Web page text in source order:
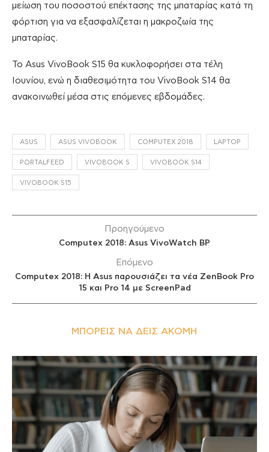
μείωση του ποσοστού επέκτασης της μπαταρίας κατά τη
φόρτιση για να εξασφαλίζεται η μακροζωία της
μπαταρίας.
Το Asus VivoBook S15 θα κυκλοφορήσει στα τέλη
Ιουνίου, ενώ η διαθεσιμότητα του VivoBook S14 θα
ανακοινωθεί μέσα στις επόμενες εβδομάδες.
ASUS ASUS VIVOBOOK COMPUTEX 2018 LAPTOP
PORTALFEED VIVOBOOK S VIVOBOOK S14
VIVOBOOK S15
Προηγούμενο
Computex 2018: Asus VivoWatch BP
Επόμενο
Computex 2018: Η Asus παρουσιάζει τα νέα ZenBook Pro
15 και Pro 14 με ScreenPad
ΜΠΟΡΕΊΣ ΝΑ ΔΕΙΣ ΑΚΌΜΗ